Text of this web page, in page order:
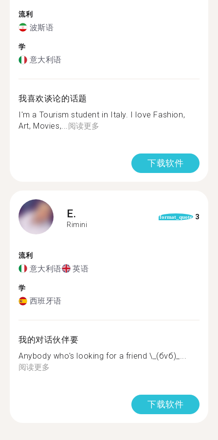
流利
波斯语
学
意大利语
我喜欢谈论的话题
I'm a Tourism student in Italy. I love Fashion,
Art, Movies,...阅读更多
下载软件
E.
Rimini
format_quote 3
流利
意大利语 英语
学
西班牙语
我的对话伙伴要
Anybody who's looking for a friend \_(бvб)_...
阅读更多
下载软件